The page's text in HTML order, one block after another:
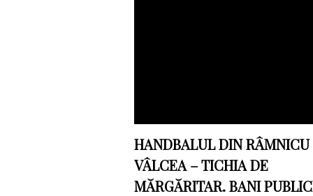
HANDBALUL DIN RÂMNICU
VÂLCEA – TICHIA DE
MĂRGĂRITAR. BANI